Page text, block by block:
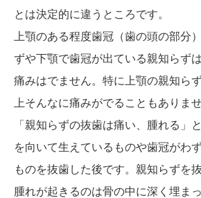
とは決定的に違うところです。
上顎のある程度歯冠（歯の頭の部分
ずや下顎で歯冠が出ている親知らず
痛みはでません。特に上顎の親知ら
上そんなに痛みがでることもありませ
「親知らずの抜歯は痛い、腫れる」
を向いて生えているものや歯冠がわ
ものを抜歯した後です。親知らずを
腫れが起きるのは骨の中に深く埋ま